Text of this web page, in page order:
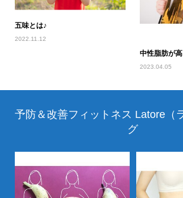
五味とは♪
2022.11.12
中性脂肪が
2023.04.05
予防＆改善フィットネス Latore（
グ